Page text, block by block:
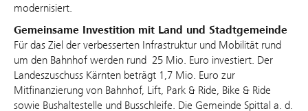
modernisiert.
Gemeinsame Investition mit Land und Stadtgemeinde
Für das Ziel der verbesserten Infrastruktur und Mobilität rund
um den Bahnhof werden rund 25 Mio. Euro investiert. Der
Landeszuschuss Kärnten beträgt 1,7 Mio. Euro zur
Mitfinanzierung von Bahnhof, Lift, Park & Ride, Bike & Ride
sowie Bushaltestelle und Busschleife. Die Gemeinde Spittal a. d.